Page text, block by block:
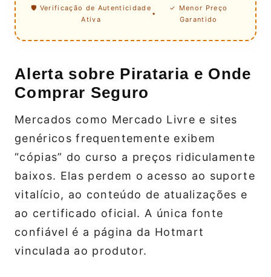
🛡️ Verificação de Autenticidade
Ativa
•
✓ Menor Preço
Garantido
Alerta sobre Pirataria e Onde
Comprar Seguro
Mercados como Mercado Livre e sites
genéricos frequentemente exibem
“cópias” do curso a preços ridiculamente
baixos. Elas perdem o acesso ao suporte
vitalício, ao conteúdo de atualizações e
ao certificado oficial. A única fonte
confiável é a página da Hotmart
vinculada ao produtor.